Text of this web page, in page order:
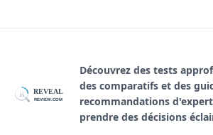
R REVEAL
REVIEW.COM
Découvrez des tests
des comparatifs et des
recommandations
prendre des décisions